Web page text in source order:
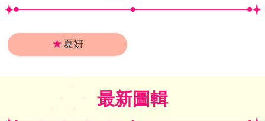
★ 夏妍
最新圖輯